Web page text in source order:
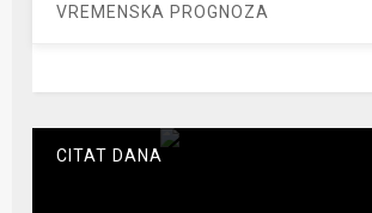
VREMENSKA PROGNOZA
CITAT DANA